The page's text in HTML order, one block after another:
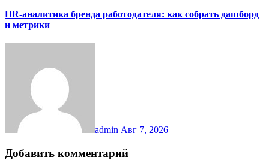
HR-аналитика бренда работодателя: как собрать дашборд
и метрики
admin Авг 7, 2026
Добавить комментарий